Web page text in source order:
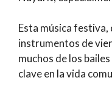
Esta música festiva,
instrumentos de
muchos de los
clave en la vida